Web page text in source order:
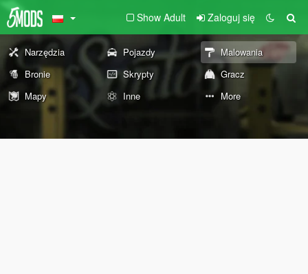
Show Adult Zaloguj się
Narzędzia Pojazdy
Malowania
Bronie
Skrypty
Gracz
Mapy
Inne More